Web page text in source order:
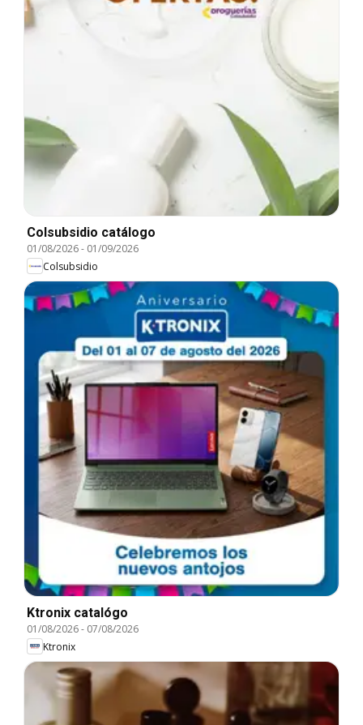
Colsubsidio catálogo
01/08/2026- 01/09/2026
Colsubsidio
Ktronix catalógo
01/08/2026- 07/08/2026
Ktronix